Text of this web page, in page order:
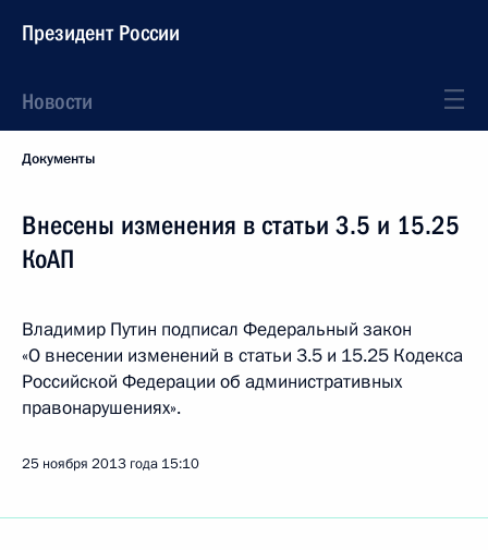
Президент России
Новости
Документы
Внесены изменения в статьи 3.5 и 15.25
КоАП
Владимир Путин подписал Федеральный закон
«О внесении изменений в статьи 3.5 и 15.25 Кодекса
Российской Федерации об административных
правонарушениях».
25 ноября 2013 года 15:10